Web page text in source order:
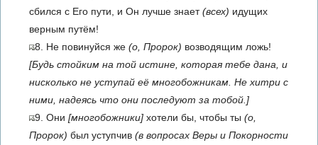
сбился с Его пути, и Он лучше знает(всех) идущих
верным путём!
8. Не повинуйся же (о, Пророк) возводящим ложь!
[Будь стойким на той истине, которая тебе дана, и
нисколько не уступай её многобожникам. Не хитри с
ними, надеясь что они последуют за тобой.]
9. Они [многобожники] хотели бы, чтобы ты (о,
Пророк) был уступчив (в вопросах Веры и Покорности